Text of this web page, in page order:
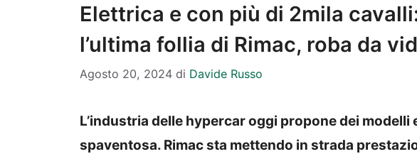
Elettrica e con più di 2mila
l’ultima follia di Rimac, roba da
Agosto 20, 2024 di Davide Russo
L’industria delle hypercar oggi propone dei
spaventosa. Rimac sta mettendo in strada